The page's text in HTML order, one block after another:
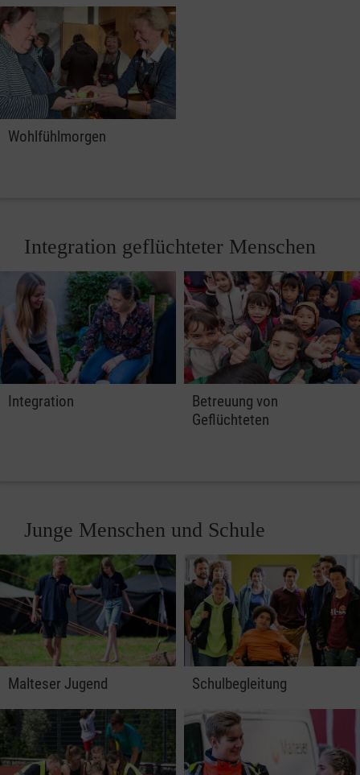
Wohlfühlmorgen
Integration geflüchteter Menschen
Integration
Betreuung von
Geflüchteten
Junge Menschen und Schule
Malteser Jugend Schulbegleitung